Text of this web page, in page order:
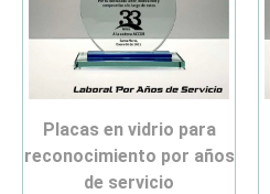
placas en vidrio para
reconocimiento por años
de servicio